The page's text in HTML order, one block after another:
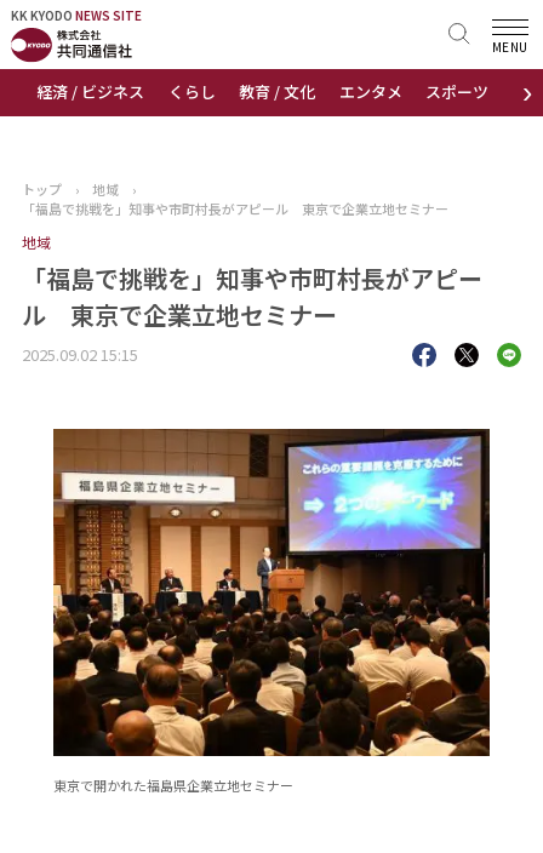
KK KYODO NEWS SITE
›
経済 / ビジネス くらし 教育 / 文化 エンタメ スポーツ 地域
MENU
KK KYODONEWS SITE
トップページ
ニュース
おすすめコンテンツ
出版物
トップ › 地域
›
「福島で挑戦を」知事や市町村長がアピール 東京で企業立地セミナー
地域
「福島で挑戦を」知事や市町村長がアピー
ル 東京で企業立地セミナー
2025.09.02 15:15
東京で開かれた福島県企業立地セミナー